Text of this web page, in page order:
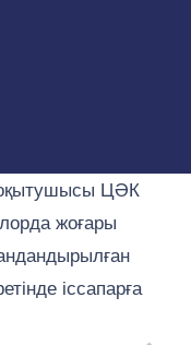
ЦӘК
жоғары
іссапарға